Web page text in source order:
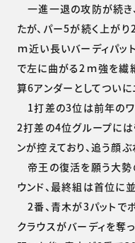
一進一退の攻防が続き
たが、パー5が続く上が
ｍ近い長いバーディパッ
で左に曲がる2ｍ強を繊
算6アンダーとしてついに
1打差の3位は前年のワ
2打差の4位グループには
ンが控えており、追う顔
帝王の復活を願う大勢
ウンド、最終組は首位に
2番、青木が3パットで
クラウスがバーディを奪